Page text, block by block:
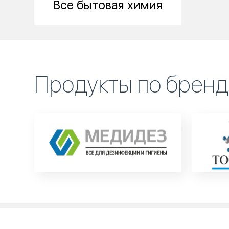
Все бытовая химия
Продукты по